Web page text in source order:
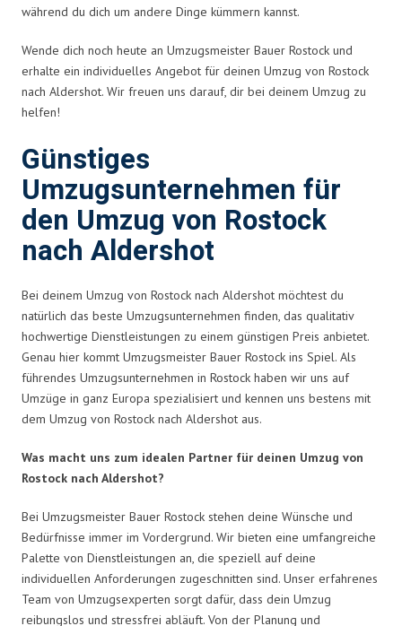
während du dich um andere Dinge kümmern kannst.
Wende dich noch heute an Umzugsmeister Bauer Rostock und
erhalte ein individuelles Angebot für deinen Umzug von Rostock
nach Aldershot. Wir freuen uns darauf, dir bei deinem Umzug zu
helfen!
Günstiges
Umzugsunternehmen für
den Umzug von Rostock
nach Aldershot
Bei deinem Umzug von Rostock nach Aldershot möchtest du
natürlich das beste Umzugsunternehmen finden, das qualitativ
hochwertige Dienstleistungen zu einem günstigen Preis anbietet.
Genau hier kommt Umzugsmeister Bauer Rostock ins Spiel. Als
führendes Umzugsunternehmen in Rostock haben wir uns auf
Umzüge in ganz Europa spezialisiert und kennen uns bestens mit
dem Umzug von Rostock nach Aldershot aus.
Was macht uns zum idealen Partner für deinen Umzug von
Rostock nach Aldershot?
Bei Umzugsmeister Bauer Rostock stehen deine Wünsche und
Bedürfnisse immer im Vordergrund. Wir bieten eine umfangreiche
Palette von Dienstleistungen an, die speziell auf deine
individuellen Anforderungen zugeschnitten sind. Unser erfahrenes
Team von Umzugsexperten sorgt dafür, dass dein Umzug
reibungslos und stressfrei abläuft. Von der Planung und